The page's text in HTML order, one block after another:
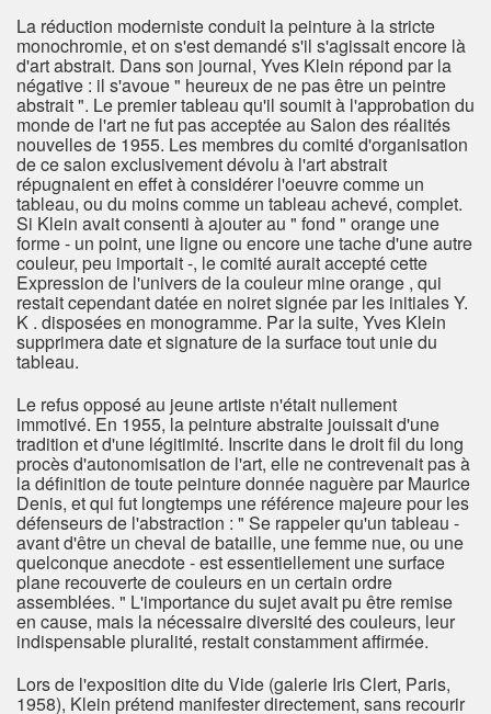
La réduction moderniste conduit la peinture à la stricte
monochromie, et on s'est demandé s'il s'agissait encore là
d'art abstrait. Dans son journal, Yves Klein répond par la
négative : il s'avoue " heureux de ne pas être un peintre
abstrait ". Le premier tableau qu'il soumit à l'approbation du
monde de l'art ne fut pas acceptée au Salon des réalités
nouvelles de 1955. Les membres du comité d'organisation
de ce salon exclusivement dévolu à l'art abstrait
répugnaient en effet à considérer l'oeuvre comme un
tableau, ou du moins comme un tableau achevé, complet.
Si Klein avait consenti à ajouter au " fond " orange une
forme - un point, une ligne ou encore une tache d'une autre
couleur, peu importait -, le comité aurait accepté cette
Expression de l'univers de la couleur mine orange , qui
restait cependant datée en noiret signée par les initiales Y.
K . disposées en monogramme. Par la suite, Yves Klein
supprimera date et signature de la surface tout unie du
tableau.
Le refus opposé au jeune artiste n'était nullement
immotivé. En 1955, la peinture abstraite jouissait d'une
tradition et d'une légitimité. Inscrite dans le droit fil du long
procès d'autonomisation de l'art, elle ne contrevenait pas à
la définition de toute peinture donnée naguère par Maurice
Denis, et qui fut longtemps une référence majeure pour les
défenseurs de l'abstraction : " Se rappeler qu'un tableau -
avant d'être un cheval de bataille, une femme nue, ou une
quelconque anecdote - est essentiellement une surface
plane recouverte de couleurs en un certain ordre
assemblées. " L'importance du sujet avait pu être remise
en cause, mais la nécessaire diversité des couleurs, leur
indispensable pluralité, restait constamment affirmée.
Lors de l'exposition dite du Vide (galerie Iris Clert, Paris,
1958), Klein prétend manifester directement, sans recourir